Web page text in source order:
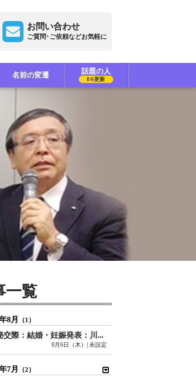
お問い合わせ
ご質問･ご依頼などお気軽に
名前の変遷 話題の人
8/6更新
一覧
8月 （1）
極秘交際：結婚・妊娠発表：川口春奈
8月6日（木）| 未設定
7月 （2）